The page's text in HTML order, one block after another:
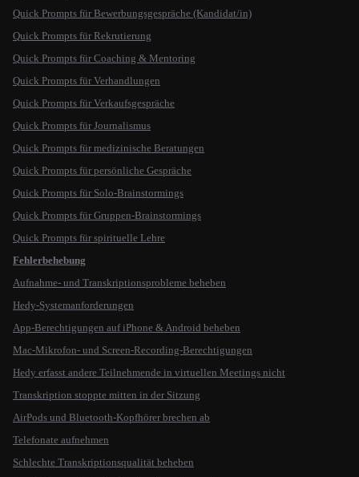
Quick Prompts für Bewerbungsgespräche (Kandidat/in)
Quick Prompts für Rekrutierung
Quick Prompts für Coaching & Mentoring
Quick Prompts für Verhandlungen
Quick Prompts für Verkaufsgespräche
Quick Prompts für Journalismus
Quick Prompts für medizinische Beratungen
Quick Prompts für persönliche Gespräche
Quick Prompts für Solo-Brainstormings
Quick Prompts für Gruppen-Brainstormings
Quick Prompts für spirituelle Lehre
Fehlerbehebung
Aufnahme- und Transkriptionsprobleme beheben
Hedy-Systemanforderungen
App-Berechtigungen auf iPhone & Android beheben
Mac-Mikrofon- und Screen-Recording-Berechtigungen
Hedy erfasst andere Teilnehmende in virtuellen Meetings nicht
Transkription stoppte mitten in der Sitzung
AirPods und Bluetooth-Kopfhörer brechen ab
Telefonate aufnehmen
Schlechte Transkriptionsqualität beheben